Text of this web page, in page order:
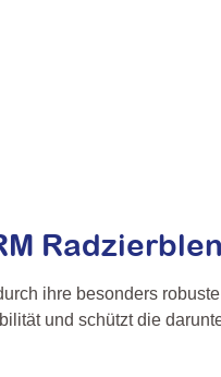
ihre besonders
und schützt die